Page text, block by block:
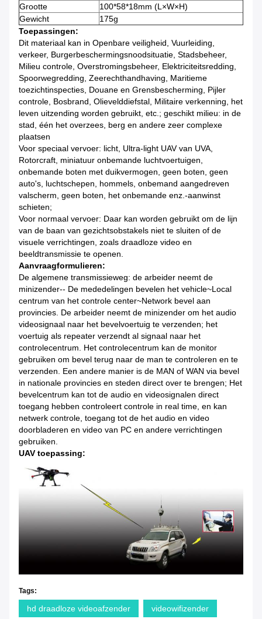
Grootte
100*58*18mm (L×W×H)
Gewicht
175g
Toepassingen:
Dit materiaal kan in Openbare veiligheid, Vuurleiding,
verkeer, Burgerbeschermingsnoodsituatie, Stadsbeheer,
Milieu controle, Overstromingsbeheer, Elektriciteitsredding,
Spoorwegredding, Zeerechthandhaving, Maritieme
toezichtinspecties, Douane en Grensbescherming, Pijler
controle, Bosbrand, Olievelddiefstal, Militaire verkenning, het
leven uitzending worden gebruikt, etc.; geschikt milieu: in de
stad, één het overzees, berg en andere zeer complexe
plaatsen
Voor speciaal vervoer: licht, Ultra-light UAV van UVA,
Rotorcraft, miniatuur onbemande luchtvoertuigen,
onbemande boten met duikvermogen, geen boten, geen
auto's, luchtschepen, hommels, onbemand aangedreven
valscherm, geen boten, het onbemande enz.-aanwinst
schieten;
Voor normaal vervoer: Daar kan worden gebruikt om de lijn
van de baan van gezichtsobstakels niet te sluiten of de
visuele verrichtingen, zoals draadloze video en
beeldtransmissie te openen.
Aanvraagformulieren:
De algemene transmissieweg: de arbeider neemt de
minizender-- De mededelingen bevelen het vehicle~Local
centrum van het controle center~Network bevel aan
provincies. De arbeider neemt de minizender om het audio
videosignaal naar het bevelvoertuig te verzenden; het
voertuig als repeater verzendt al signaal naar het
controlecentrum. Het controlecentrum kan de monitor
gebruiken om bevel terug naar de man te controleren en te
verzenden. Een andere manier is de MAN of WAN via bevel
in nationale provincies en steden direct over te brengen; Het
bevelcentrum kan tot de audio en videosignalen direct
toegang hebben controleert controle in real time, en kan
netwerk controle, toegang tot de het audio en video
doorbladeren en video van PC en andere verrichtingen
gebruiken.
UAV toepassing:
Tags:
hd draadloze videoafzender videowifizender